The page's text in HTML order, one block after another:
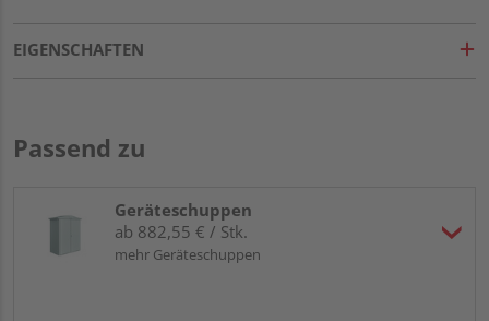
EIGENSCHAFTEN
Passend zu
Geräteschuppen
ab 882,55 € / Stk.
mehr Geräteschuppen